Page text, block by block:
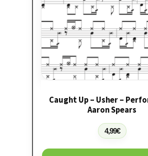
Caught Up – Usher –
Aaron Spears
4,99€